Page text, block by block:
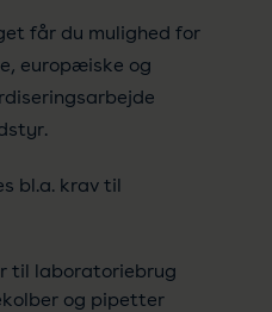
får du mulighed for
europæiske og
bl.a. krav til
til laboratoriebrug
og pipetter